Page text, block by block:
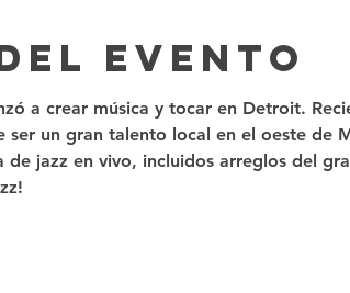
evento
a crear música y tocar en Detroit.
un gran talento local en el oeste de
de jazz en vivo, incluidos arreglos del